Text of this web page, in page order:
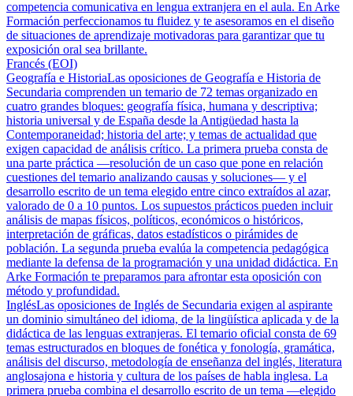
competencia comunicativa en lengua extranjera en el aula. En Arke
Formación perfeccionamos tu fluidez y te asesoramos en el diseño
de situaciones de aprendizaje motivadoras para garantizar que tu
exposición oral sea brillante.
Francés (EOI)
Geografía e HistoriaLas oposiciones de Geografía e Historia de
Secundaria comprenden un temario de 72 temas organizado en
cuatro grandes bloques: geografía física, humana y descriptiva;
historia universal y de España desde la Antigüedad hasta la
Contemporaneidad; historia del arte; y temas de actualidad que
exigen capacidad de análisis crítico. La primera prueba consta de
una parte práctica —resolución de un caso que pone en relación
cuestiones del temario analizando causas y soluciones— y el
desarrollo escrito de un tema elegido entre cinco extraídos al azar,
valorado de 0 a 10 puntos. Los supuestos prácticos pueden incluir
análisis de mapas físicos, políticos, económicos o históricos,
interpretación de gráficas, datos estadísticos o pirámides de
población. La segunda prueba evalúa la competencia pedagógica
mediante la defensa de la programación y una unidad didáctica. En
Arke Formación te preparamos para afrontar esta oposición con
método y profundidad.
InglésLas oposiciones de Inglés de Secundaria exigen al aspirante
un dominio simultáneo del idioma, de la lingüística aplicada y de la
didáctica de las lenguas extranjeras. El temario oficial consta de 69
temas estructurados en bloques de fonética y fonología, gramática,
análisis del discurso, metodología de enseñanza del inglés, literatura
anglosajona e historia y cultura de los países de habla inglesa. La
primera prueba combina el desarrollo escrito de un tema —elegido